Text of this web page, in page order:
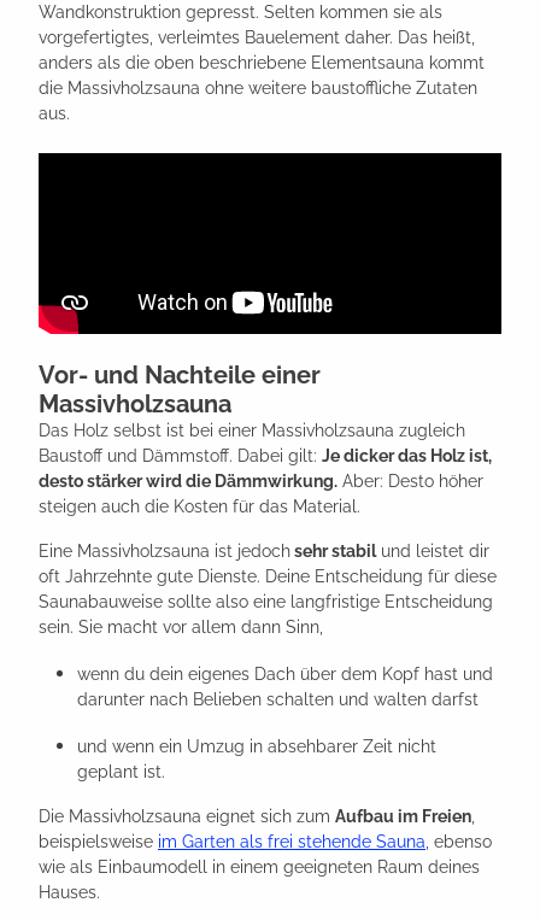
Wandkonstruktion gepresst. Selten kommen sie als
vorgefertigtes, verleimtes Bauelement daher. Das heißt,
anders als die oben beschriebene Elementsauna kommt
die Massivholzsauna ohne weitere baustoffliche Zutaten
aus.
Vor- und Nachteile einer
Massivholzsauna
Das Holz selbst ist bei einer Massivholzsauna zugleich
Baustoff und Dämmstoff. Dabei gilt: Je dicker das Holz ist,
desto stärker wird die Dämmwirkung. Aber: Desto höher
steigen auch die Kosten für das Material.
Eine Massivholzsauna ist jedochsehr stabilund leistet dir
oft Jahrzehnte gute Dienste. Deine Entscheidung für diese
Saunabauweise sollte also eine langfristige Entscheidung
sein. Sie macht vor allem dann Sinn,
wenn du dein eigenes Dach über dem Kopf hast und
darunter nach Belieben schalten und walten darfst
und wenn ein Umzug in absehbarer Zeit nicht
geplant ist.
Die Massivholzsauna eignet sich zum Aufbau im Freien
beispielsweise im Garten als frei stehende Sauna , ebenso
wie als Einbaumodell in einem geeigneten Raum deines
Hauses.